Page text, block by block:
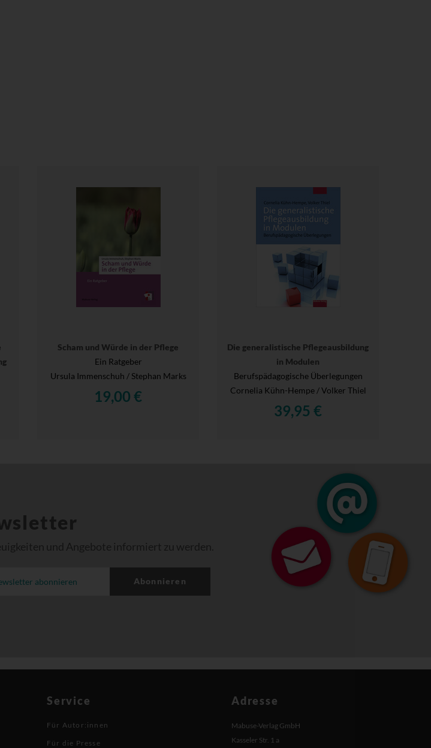
Scham und Würde in der Pflege
Ein Ratgeber
Ursula Immenschuh / Stephan Marks
19,00 €
Die generalistische Pflegeausbildung
in Modulen
Berufspädagogische Überlegungen
Cornelia Kühn-Hempe / Volker Thiel
39,95 €
und Angebote informiert zu werden.
Abonnieren
Service
Für Autor:innen
Für die Presse
Adresse
Mabuse-Verlag GmbH
Kasseler Str. 1 a